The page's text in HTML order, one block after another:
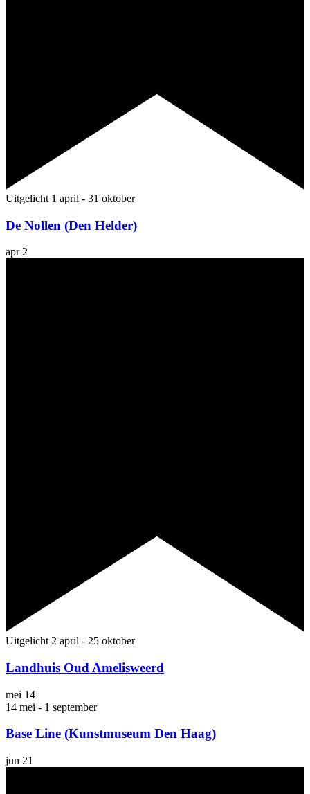
Uitgelicht 1 april - 31 oktober
De Nollen (Den Helder)
apr 2
Uitgelicht 2 april - 25 oktober
Landhuis Oud Amelisweerd
mei 14
14 mei - 1 september
Base Line (Kunstmuseum Den Haag)
jun 21